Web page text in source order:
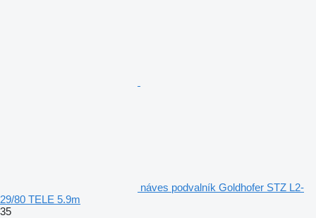
náves podvalník Goldhofer STZ L2-
29/80 TELE 5.9m
35